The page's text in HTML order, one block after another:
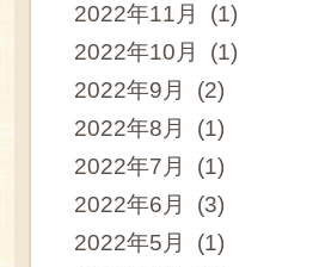
2022年11月 (1)
2022年10月 (1)
2022年9月 (2)
2022年8月 (1)
2022年7月 (1)
2022年6月 (3)
2022年5月 (1)